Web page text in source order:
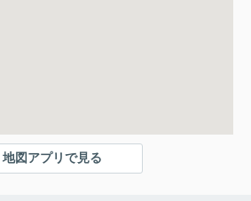
地図アプリで見る